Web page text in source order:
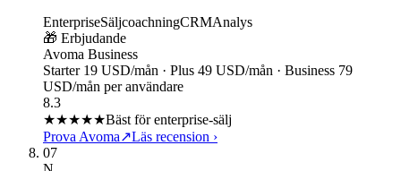
EnterpriseSäljcoachningCRMAnalys
🎁 Erbjudande
Avoma Business
Starter 19 USD/mån · Plus 49 USD/mån · Business 79
USD/mån per användare
8.3
★★★★★Bäst för enterprise-sälj
Prova Avoma↗Läs recension ›
07